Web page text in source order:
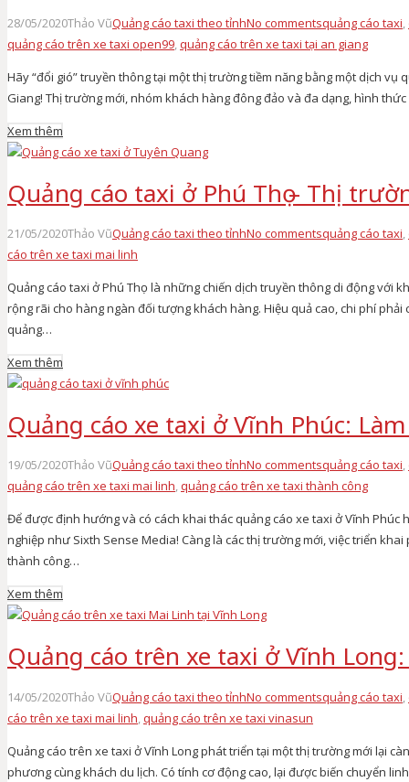
28/05/2020Thảo VũQuảng cáo taxi theo tỉnhNo commentsquảng cáo taxi,
quảng cáo trên xe taxi open99,quảng cáo trên xe taxi tại an giang
Hãy “đổi gió” truyền thông tại một thị trường tiềm năng bằng một dịch
Giang! Thị trường mới, nhóm khách hàng đông đảo và đa dạng, hình
Xem thêm
Quảng cáo taxi ở Phú Thọ – Thị
21/05/2020Thảo VũQuảng cáo taxi theo tỉnhNo commentsquảng cáo taxi,
cáo trên xe taxi mai linh
Quảng cáo taxi ở Phú Thọ là những chiến dịch truyền thông di động với
rộng rãi cho hàng ngàn đối tượng khách hàng. Hiệu quả cao, chi phí
quảng…
Xem thêm
Quảng cáo xe taxi ở Vĩnh Phúc:
19/05/2020Thảo VũQuảng cáo taxi theo tỉnhNo commentsquảng cáo taxi,
quảng cáo trên xe taxi mai linh,quảng cáo trên xe taxi thành công
Để được định hướng và có cách khai thác quảng cáo xe taxi ở Vĩnh
nghiệp như Sixth Sense Media! Càng là các thị trường mới, việc triển
thành công…
Xem thêm
Quảng cáo trên xe taxi ở Vĩnh
14/05/2020Thảo VũQuảng cáo taxi theo tỉnhNo commentsquảng cáo taxi
cáo trên xe taxi mai linh quảng cáo trên xe taxi vinasun
Quảng cáo trên xe taxi ở Vĩnh Long phát triển tại một thị trường mới lại
phương cùng khách du lịch. Có tính cơ động cao, lại được biến chuyển